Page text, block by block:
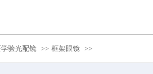
学验光配镜 >> 框架眼镜 >>